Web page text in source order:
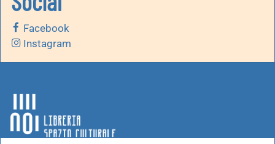
Facebook
Instagram